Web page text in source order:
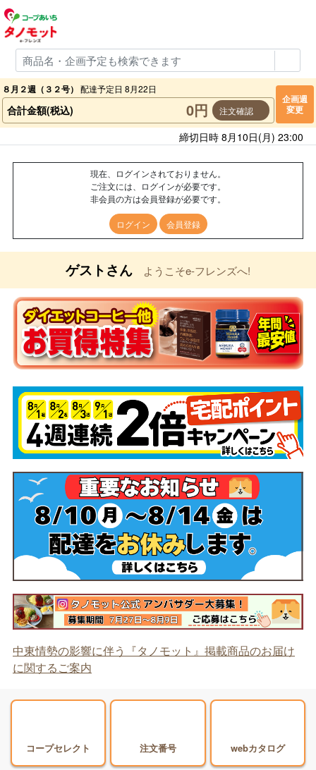
８月２週（３２号） 配達予定日 8月22日
合計金額(税込) 0円 注文確認
企画週
変更
締切日時 8月10日(月) 23:00
現在、ログインされておりません。
ご注文には、ログインが必要です。
非会員の方は会員登録が必要です。
ログイン 会員登録
ゲストさんようこそe-フレンズへ!
中東情勢の影響に伴う『タノモット』掲載商品のお届け
に関するご案内
コープセレクト 注文番号 webカタログ